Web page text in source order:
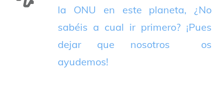
la ONU en este planeta, ¿No
sabéis a cual ir primero? ¡Pues
dejar que nosotros os
ayudemos!